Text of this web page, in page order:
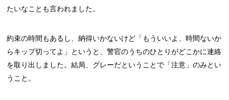
たいなことも言われました。
約束の時間もあるし、納得いかないけど「もういいよ、時間ないか
らキップ切ってよ」というと、警官のうちのひとりがどこかに連絡
を取り出しました。結局、グレーだということで「注意」のみとい
うこと。